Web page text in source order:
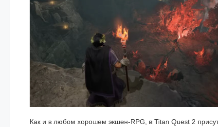
Как и в любом хорошем экшен-RPG, в Titan Quest 2